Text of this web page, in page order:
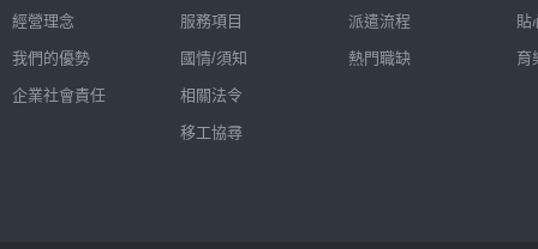
經營理念
我們的優勢
企業社會責任
服務項目
國情/須知
相關法令
移工協尋
派遣流程
熱門職缺
貼
育